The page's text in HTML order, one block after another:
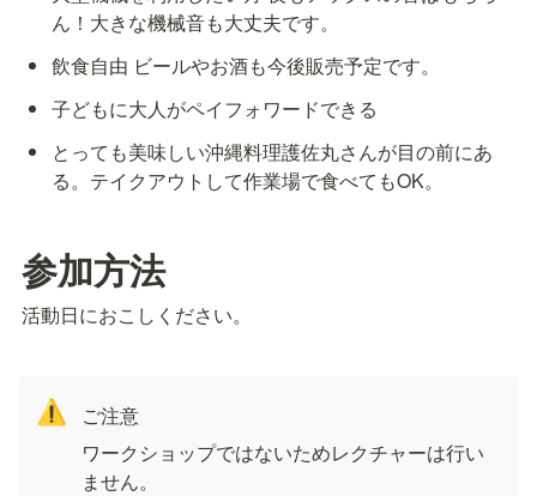
ん！大きな機械音も大丈夫です。
飲食自由 ビールやお酒も今後販売予定です。
子どもに大人がペイフォワードできる
とっても美味しい沖縄料理護佐丸さんが目の前にあ
る。テイクアウトして作業場で食べてもOK。
参加方法
活動日におこしください。
⚠️
ご注意
ワークショップではないためレクチャーは行い
ません。